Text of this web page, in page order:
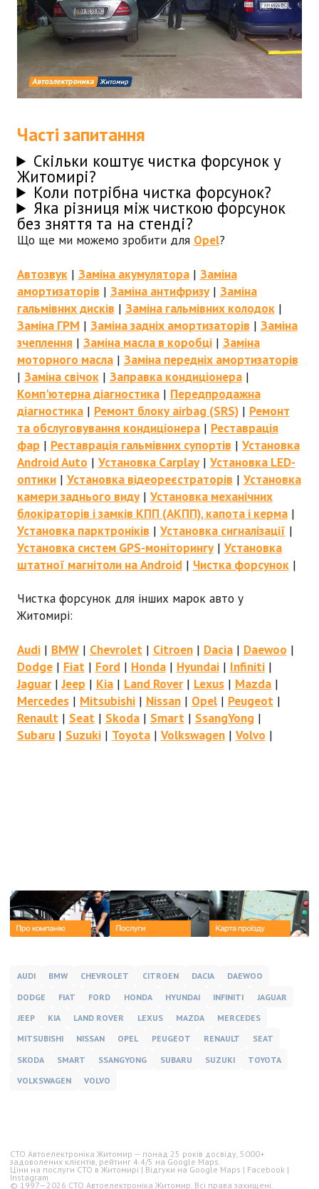
Часті запитання
Скільки коштує чистка форсунок у
Житомирі?
Коли потрібна чистка форсунок?
Яка різниця між чисткою форсунок
без зняття та на стенді?
Що ще ми можемо зробити для Opel?
Автозвук | Заміна акумулятора| Заміна
амортизаторів | Заміна антифризу| Заміна
гальмівних дисків | Заміна гальмівних колодок |
Заміна ГРМ | Заміна задніх амортизаторів | Заміна
зчеплення | Заміна масла в коробці| Заміна
моторного масла| Заміна передніх амортизаторів
| Заміна свічок | Заправка кондиціонера|
Комп'ютерна діагностика| Передпродажна
діагностика| Ремонт блоку airbag (SRS)| Ремонт
та обслуговування кондиціонера| Реставрація
фар | Реставрація гальмівних супортів | Установка
Android Auto | Установка Carplay| Установка LED-
оптики| Установка відеореєстраторів | Установка
камери заднього виду| Установка механічних
блокіраторів і замків КПП (АКПП), капота і керма|
Установка парктроніків | Установка сигналізації |
Установка систем GPS-моніторингу| Установка
штатної магнітоли на Android | Чистка форсунок |
Чистка форсунок для інших марок авто у
Житомирі:
Audi| BMW| Chevrolet| Citroen| Dacia| Daewoo |
Dodge| Fiat| Ford| Honda| Hyundai| Infiniti|
Jaguar|Jeep | Kia| Land Rover| Lexus| Mazda|
Mercedes| Mitsubishi| Nissan| Opel| Peugeot|
Renault| Seat| Skoda| Smart| SsangYong |
Subaru| Suzuki| Toyota| Volkswagen| Volvo |
AUDI BMW CHEVROLET CITROEN DACIA
DAEWOO
DODGE
FIAT FORD HONDA HYUNDAI INFINITI
JAGUAR
JEEP
KIA LAND ROVER LEXUS MAZDA
MERCEDES
MITSUBISHI
NISSAN OPEL PEUGEOT RENAULT
SEAT
SKODA
SMART SSANGYONG SUBARU SUZUKI
TOYOTA
VOLKSWAGEN
VOLVO
СТО Автоелектроніка Житомир — понад 25 років досвіду, 5000+
задоволених клієнтів, рейтинг4.4/5 на Google Maps.
Ціни на послуги СТО в Житомирі |Відгуки на Google Maps | Facebook |
Instagram
© 1997—2026 СТО Автоелектроніка Житомир. Всі права захищені.